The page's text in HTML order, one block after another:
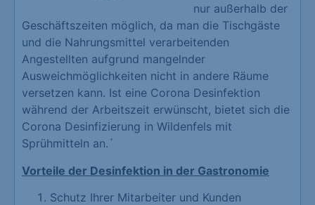
nur außerhalb der
Geschäftszeiten möglich, da man die Tischgäste
und die Nahrungsmittel verarbeitenden
Angestellten aufgrund mangelnder
Ausweichmöglichkeiten nicht in andere Räume
versetzen kann. Ist eine Corona Desinfektion
während der Arbeitszeit erwünscht, bietet sich die
Corona Desinfizierung in Wildenfels mit
Sprühmitteln an.´
Vorteile der Desinfektion in der Gastronomie
Schutz Ihrer Mitarbeiter und Kunden